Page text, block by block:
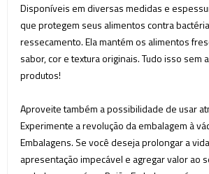
Disponíveis em diversas medidas e
que protegem seus alimentos contra
ressecamento. Ela mantém os alimentos
sabor, cor e textura originais. Tudo isso sem
produtos!
Aproveite também a possibilidade de usar
Experimente a revolução da embalagem à
Embalagens. Se você deseja prolongar a
apresentação impecável e agregar valor ao